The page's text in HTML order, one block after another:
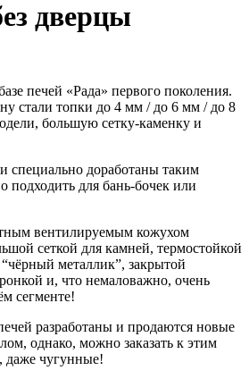
дверцы
печей «Рада» первого поколения.
стали топки до 4 мм / до 6 мм / до 8
большую сетку-каменку и
специально доработаны таким
подходить для бань-бочек или
вентилируемым кожухом
сеткой для камней, термостойкой
металлик”, закрытой
и, что немаловажно, очень
сегменте!
разработаны и продаются новые
однако, можно заказать к этим
даже чугунные!